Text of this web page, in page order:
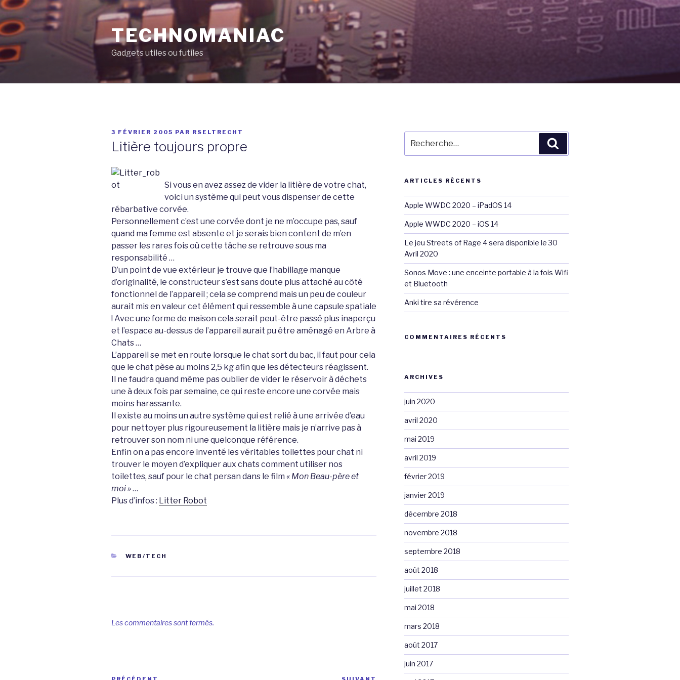
Aller
au
contenu
principal
TECHNOMANIAC
Gadgets utiles ou futiles
PUBLIÉ
3 FÉVRIER 2005 PAR RSELTRECHT
Litière toujours propre
Si vous en avez assez de vider la litière de votre chat,
voici un système qui peut vous dispenser de cette
rébarbative corvée.
Personnellement c’est une corvée dont je ne m’occupe pas, sauf
quand ma femme est absente et je serais bien content de m’en
passer les rares fois où cette tâche se retrouve sous ma
responsabilité …
D’un point de vue extérieur je trouve que l’habillage manque
d’originalité, le constructeur s’est sans doute plus attaché au côté
fonctionnel de l’appareil ; cela se comprend mais un peu de couleur
aurait mis en valeur cet élément qui ressemble à une capsule spatiale
! Avec une forme de maison cela serait peut-être passé plus inaperçu
et l’espace au-dessus de l’appareil aurait pu être aménagé en Arbre à
Chats …
L’appareil se met en route lorsque le chat sort du bac, il faut pour cela
que le chat pèse au moins 2,5 kg afin que les détecteurs réagissent.
Il ne faudra quand même pas oublier de vider le réservoir à déchets
une à deux fois par semaine, ce qui reste encore une corvée mais
moins harassante.
Il existe au moins un autre système qui est relié à une arrivée d’eau
pour nettoyer plus rigoureusement la litière mais je n’arrive pas à
retrouver son nom ni une quelconque référence.
Enfin on a pas encore inventé les véritables toilettes pour chat ni
trouver le moyen d’expliquer aux chats comment utiliser nos
toilettes, sauf pour le chat persan dans le film « Mon Beau-père et
moi »…
Plus d’infos : Litter Robot
CATÉGORIES
WEB/TECH
Les commentaires sont fermés.
Navigation
pour
:
ARTICLES RÉCENTS
Apple WWDC 2020 – iPadOS 14
Apple WWDC 2020 – iOS 14
Le jeu Streets of Rage 4 sera disponible le 30
Avril 2020
Sonos Move : une enceinte portable à la fois Wifi
et Bluetooth
Anki tire sa révérence
COMMENTAIRES RÉCENTS
ARCHIVES
juin 2020
avril 2020
mai 2019
avril 2019
février 2019
janvier 2019
décembre 2018
novembre 2018
septembre 2018
août 2018
juillet 2018
mai 2018
mars 2018
août 2017
juin 2017